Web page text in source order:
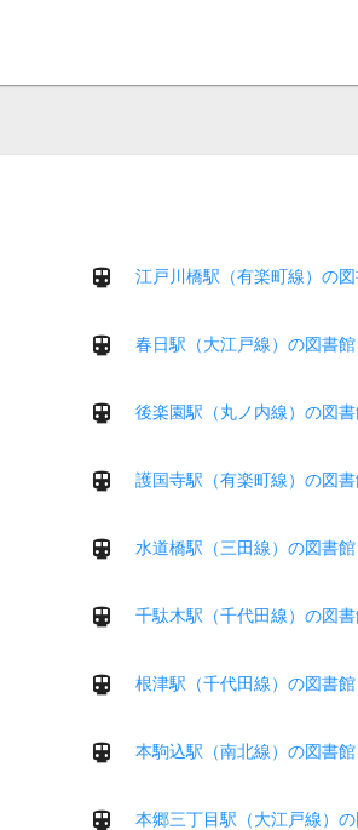
江戸川橋駅（有楽町線）の
春日駅（大江戸線）の図書館
後楽園駅（丸ノ内線）の図
護国寺駅（有楽町線）の図
水道橋駅（三田線）の図書館
千駄木駅（千代田線）の図
根津駅（千代田線）の図書館
本駒込駅（南北線）の図書館
本郷三丁目駅（大江戸線）